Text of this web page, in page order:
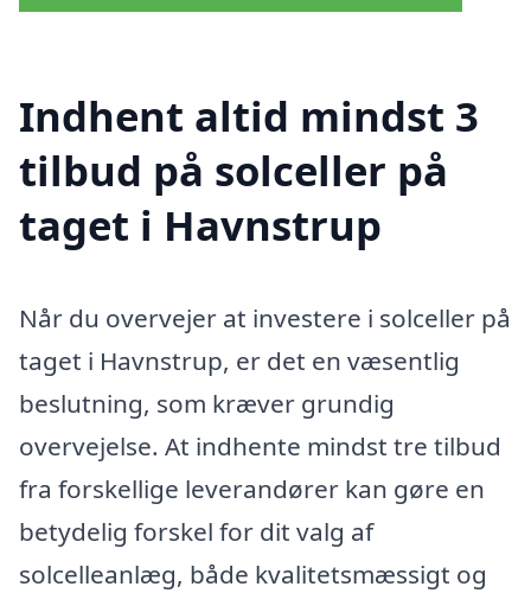
Indhent altid mindst 3
tilbud på solceller på
taget i Havnstrup
Når du overvejer at investere i solceller på
taget i Havnstrup, er det en væsentlig
beslutning, som kræver grundig
overvejelse. At indhente mindst tre tilbud
fra forskellige leverandører kan gøre en
betydelig forskel for dit valg af
solcelleanlæg, både kvalitetsmæssigt og